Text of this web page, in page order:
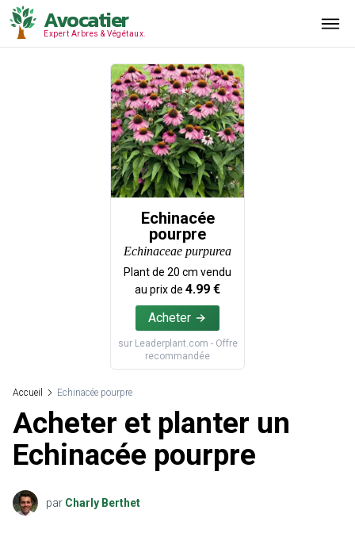
Avocatier
Expert Arbres & Végétaux.
Echinacée
pourpre
Echinaceae purpurea
Plant de 20 cm vendu
au prix de 4.99 €
Acheter
sur Leaderplant.com - Offre
recommandée
Accueil Echinacée pourpre
Acheter et planter un
Echinacée pourpre
par Charly Berthet